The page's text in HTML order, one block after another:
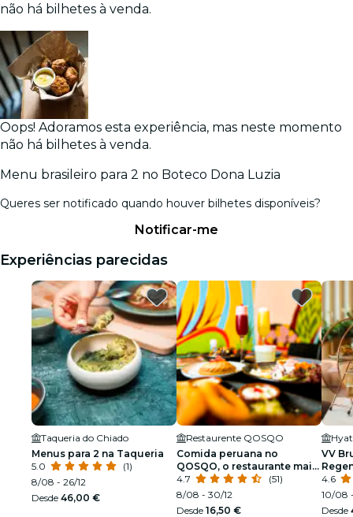
não há bilhetes à venda.
Oops! Adoramos esta experiência, mas neste momento
não há bilhetes à venda.
Menu brasileiro para 2 no Boteco Dona Luzia
Queres ser notificado quando houver bilhetes disponíveis?
Notificar-me
Experiências parecidas
Taqueria do Chiado
Menus para 2 na Taqueria
5.0
(1)
8/08 - 26/12
Desde 46,00 €
Restaurente QOSQO
Comida peruana no
QOSQO, o restaurante mais
antigo do país
4.7
(51)
8/08 - 30/12
Desde 16,50 €
VV
4.6
10/08
Desde